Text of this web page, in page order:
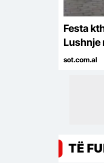
Festa
Lushnje
Rama,
sot.com.al
TË